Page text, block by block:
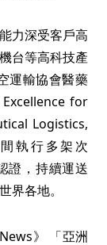
力深受客戶高
台等高科技產
運輸協會醫藥
for
Logistics,
執行多架次
證，持續運送
界各地。
》 「亞洲